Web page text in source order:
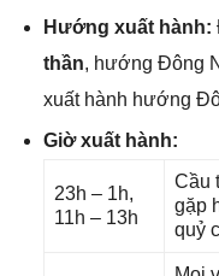
Hướnɡ xuất hành:
thần, hướnɡ Đônɡ
xuất hành hướnɡ
Giờ xuất hành:
23h – 1h,
11h – 13h
Cầu
ɡặp
quỷ